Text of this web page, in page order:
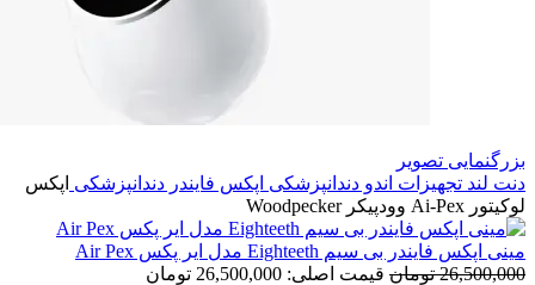
بزرگنمایی تصویر
دنت لند تجهیزات اندو دندانپزشکی اپکس فایندر دندانپزشکی اپکس
لوکیتور Ai-Pex وودپیکر Woodpecker
مینی اپکس فایندر بی سیم Eighteeth مدل ایر پکس Air Pex
26,500,000 تومان
قیمت اصلی: 26,500,000 تومان